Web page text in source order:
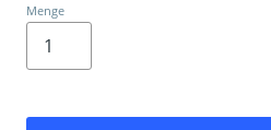
Menge